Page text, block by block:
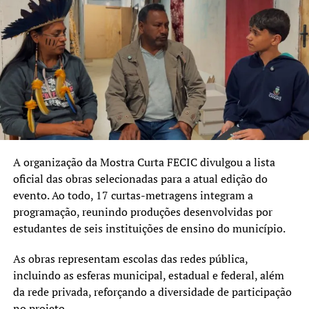
A SEGUIR UP
CARNAVAL RIO: União de Maricá é destaque na primeira
noite de desfiles da série ouro
NÃO SE ESQUEÇA
O que esperar dos desfiles do grupo especial do Rio?
A organização da Mostra Curta FECIC divulgou a lista
oficial das obras selecionadas para a atual edição do
evento. Ao todo, 17 curtas-metragens integram a
programação, reunindo produções desenvolvidas por
estudantes de seis instituições de ensino do município.
As obras representam escolas das redes pública,
incluindo as esferas municipal, estadual e federal, além
da rede privada, reforçando a diversidade de participação